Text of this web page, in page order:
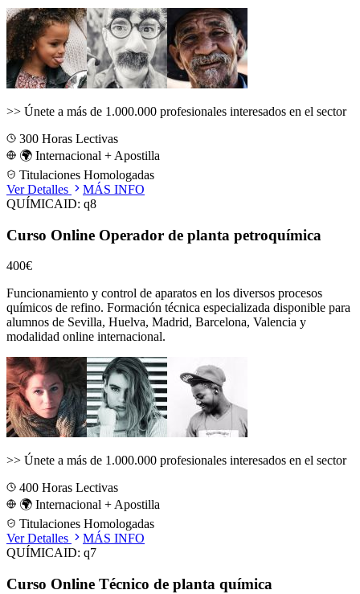
>> Únete a más de 1.000.000 profesionales interesados en el sector
300 Horas Lectivas
🌍 Internacional + Apostilla
Titulaciones Homologadas
Ver Detalles
MÁS INFO
QUÍMICAID: q8
Curso Online Operador de planta petroquímica
400€
Funcionamiento y control de aparatos en los diversos procesos
químicos de refino. Formación técnica especializada disponible para
alumnos de Sevilla, Huelva, Madrid, Barcelona, Valencia y
modalidad online internacional.
>> Únete a más de 1.000.000 profesionales interesados en el sector
400 Horas Lectivas
🌍 Internacional + Apostilla
Titulaciones Homologadas
Ver Detalles
MÁS INFO
QUÍMICAID: q7
Curso Online Técnico de planta química